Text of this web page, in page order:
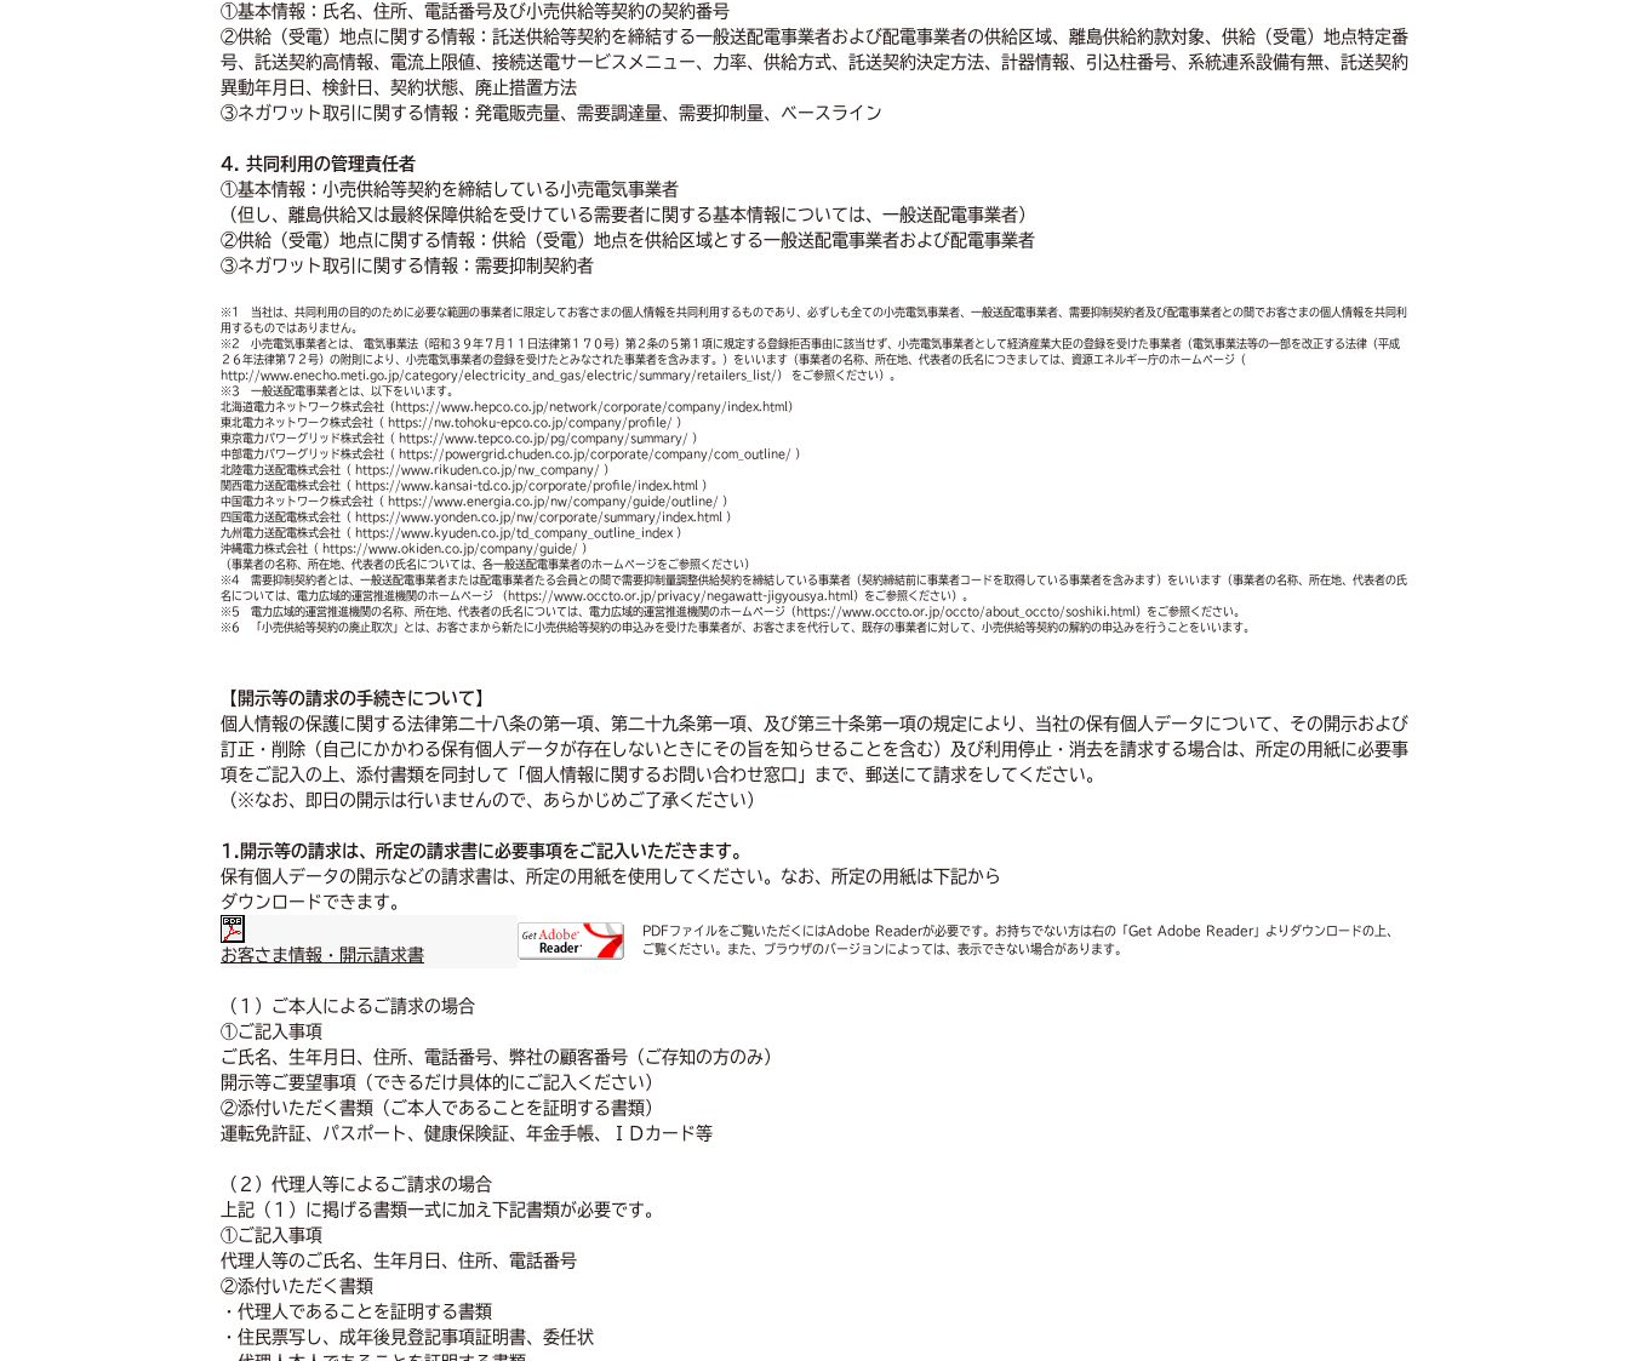
①基本情報：氏名、住所、電話番号及び小売供給等契約の契約番号
②供給（受電）地点に関する情報：託送供給等契約を締結する一般送配電事業者および配電事業者の供給区域、離島供給約款対象、供給（受電）地点特定番
号、託送契約高情報、電流上限値、接続送電サービスメニュー、力率、供給方式、託送契約決定方法、計器情報、引込柱番号、系統連系設備有無、託送契約
異動年月日、検針日、契約状態、廃止措置方法
③ネガワット取引に関する情報：発電販売量、需要調達量、需要抑制量、ベースライン
4. 共同利用の管理責任者
①基本情報：小売供給等契約を締結している小売電気事業者
（但し、離島供給又は最終保障供給を受けている需要者に関する基本情報については、一般送配電事業者）
②供給（受電）地点に関する情報：供給（受電）地点を供給区域とする一般送配電事業者および配電事業者
③ネガワット取引に関する情報：需要抑制契約者
※1 当社は、共同利用の目的のために必要な範囲の事業者に限定してお客さまの個人情報を共同利用するものであり、必ずしも全ての小売電気事業者、一般送配電事業者、需要抑制契約者及び配電事業者との間でお客さまの個人情報を共同利
用するものではありません。
※2 小売電気事業者とは、 電気事業法（昭和３９年７月１１日法律第１７０号）第２条の５第１項に規定する登録拒否事由に該当せず、小売電気事業者として経済産業大臣の登録を受けた事業者（電気事業法等の一部を改正する法律（平成
２６年法律第７２号）の附則により、小売電気事業者の登録を受けたとみなされた事業者を含みます。）をいいます（事業者の名称、所在地、代表者の氏名につきましては、資源エネルギー庁のホームページ（
http://www.enecho.meti.go.jp/category/electricity_and_gas/electric/summary/retailers_list/） をご参照ください）。
※3 一般送配電事業者とは、以下をいいます。
北海道電力ネットワーク株式会社（https://www.hepco.co.jp/network/corporate/company/index.html）
東北電力ネットワーク株式会社（ https://nw.tohoku-epco.co.jp/company/profile/ ）
東京電力パワーグリッド株式会社（ https://www.tepco.co.jp/pg/company/summary/ ）
中部電力パワーグリッド株式会社（ https://powergrid.chuden.co.jp/corporate/company/com_outline/ ）
北陸電力送配電株式会社（ https://www.rikuden.co.jp/nw_company/ ）
関西電力送配電株式会社（ https://www.kansai-td.co.jp/corporate/profile/index.html ）
中国電力ネットワーク株式会社（ https://www.energia.co.jp/nw/company/guide/outline/ ）
四国電力送配電株式会社（ https://www.yonden.co.jp/nw/corporate/summary/index.html ）
九州電力送配電株式会社（ https://www.kyuden.co.jp/td_company_outline_index ）
沖縄電力株式会社（ https://www.okiden.co.jp/company/guide/ ）
（事業者の名称、所在地、代表者の氏名については、各一般送配電事業者のホームページをご参照ください）
※4 需要抑制契約者とは、一般送配電事業者または配電事業者たる会員との間で需要抑制量調整供給契約を締結している事業者（契約締結前に事業者コードを取得している事業者を含みます）をいいます（事業者の名称、所在地、代表者の氏
名については、電力広域的運営推進機関のホームページ （https://www.occto.or.jp/privacy/negawatt-jigyousya.html）をご参照ください）。
※5 電力広域的運営推進機関の名称、所在地、代表者の氏名については、電力広域的運営推進機関のホームページ（https://www.occto.or.jp/occto/about_occto/soshiki.html）をご参照ください。
※6 「小売供給等契約の廃止取次」とは、お客さまから新たに小売供給等契約の申込みを受けた事業者が、お客さまを代行して、既存の事業者に対して、小売供給等契約の解約の申込みを行うことをいいます。
【開示等の請求の手続きについて】
個人情報の保護に関する法律第二十八条の第一項、第二十九条第一項、及び第三十条第一項の規定により、当社の保有個人データについて、その開示および
訂正・削除（自己にかかわる保有個人データが存在しないときにその旨を知らせることを含む）及び利用停止・消去を請求する場合は、所定の用紙に必要事
項をご記入の上、添付書類を同封して「個人情報に関するお問い合わせ窓口」まで、郵送にて請求をしてください。
（※なお、即日の開示は行いませんので、あらかじめご了承ください）
1.開示等の請求は、所定の請求書に必要事項をご記入いただきます。
保有個人データの開示などの請求書は、所定の用紙を使用してください。なお、所定の用紙は下記から
ダウンロードできます。
お客さま情報・開示請求書
PDFファイルをご覧いただくにはAdobe Readerが必要です。お持ちでない方は右の「Get Adobe Reader」よりダウンロードの上、
ご覧ください。また、ブラウザのバージョンによっては、表示できない場合があります。
（１）ご本人によるご請求の場合
①ご記入事項
ご氏名、生年月日、住所、電話番号、弊社の顧客番号（ご存知の方のみ）
開示等ご要望事項（できるだけ具体的にご記入ください）
②添付いただく書類（ご本人であることを証明する書類）
運転免許証、パスポート、健康保険証、年金手帳、ＩＤカード等
（２）代理人等によるご請求の場合
上記（１）に掲げる書類一式に加え下記書類が必要です。
①ご記入事項
代理人等のご氏名、生年月日、住所、電話番号
②添付いただく書類
・代理人であることを証明する書類
・住民票写し、成年後見登記事項証明書、委任状